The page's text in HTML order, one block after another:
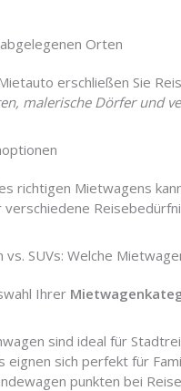
Orten
erschließen Sie
malerische Dörfer und
richtigen Mietwagens
vs. SUVs: Welche
Ihrer
sind ideal für
eignen sich perfekt für
punkten bei